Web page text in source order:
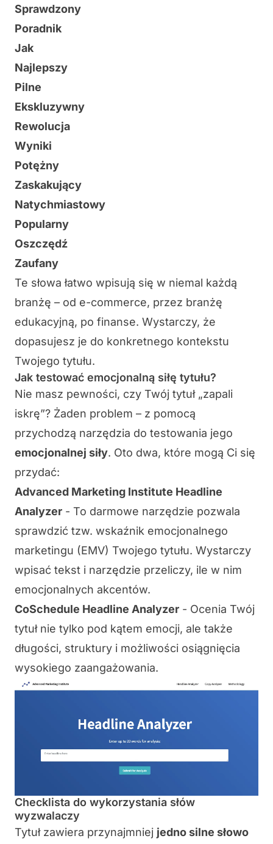
Sprawdzony
Poradnik
Jak
Najlepszy
Pilne
Ekskluzywny
Rewolucja
Wyniki
Potężny
Zaskakujący
Natychmiastowy
Popularny
Oszczędź
Zaufany
Te słowa łatwo wpisują się w niemal każdą
branżę – od e-commerce, przez branżę
edukacyjną, po finanse. Wystarczy, że
dopasujesz je do konkretnego kontekstu
Twojego tytułu.
Jak testować emocjonalną siłę tytułu?
Nie masz pewności, czy Twój tytuł „zapali
iskrę”? Żaden problem – z pomocą
przychodzą narzędzia do testowania jego
emocjonalnej siły. Oto dwa, które mogą Ci się
przydać:
Advanced Marketing Institute Headline
Analyzer - To darmowe narzędzie pozwala
sprawdzić tzw. wskaźnik emocjonalnego
marketingu (EMV) Twojego tytułu. Wystarczy
wpisać tekst i narzędzie przeliczy, ile w nim
emocjonalnych akcentów.
CoSchedule Headline Analyzer - Ocenia Twój
tytuł nie tylko pod kątem emocji, ale także
długości, struktury i możliwości osiągnięcia
wysokiego zaangażowania.
Checklista do wykorzystania słów
wyzwalaczy
Tytuł zawiera przynajmniej jedno silne słowo